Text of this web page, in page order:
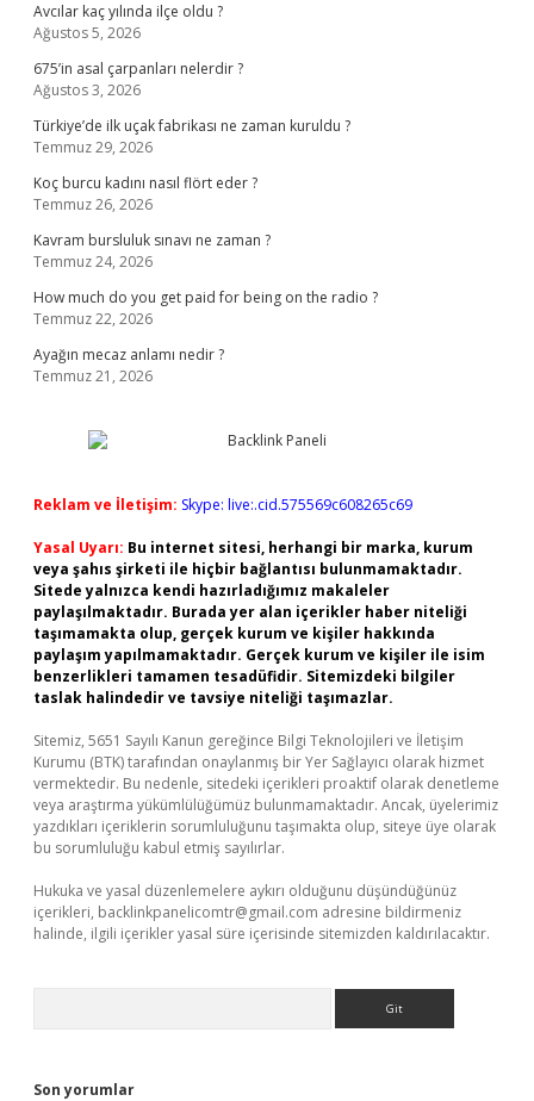
Avcılar kaç yılında ilçe oldu ?
Ağustos 5, 2026
675’in asal çarpanları nelerdir ?
Ağustos 3, 2026
Türkiye’de ilk uçak fabrikası ne zaman kuruldu ?
Temmuz 29, 2026
Koç burcu kadını nasıl flört eder ?
Temmuz 26, 2026
Kavram bursluluk sınavı ne zaman ?
Temmuz 24, 2026
How much do you get paid for being on the radio ?
Temmuz 22, 2026
Ayağın mecaz anlamı nedir ?
Temmuz 21, 2026
Reklam ve İletişim: Skype: live:.cid.575569c608265c69
Yasal Uyarı: Bu internet sitesi, herhangi bir marka, kurum
veya şahıs şirketi ile hiçbir bağlantısı bulunmamaktadır.
Sitede yalnızca kendi hazırladığımız makaleler
paylaşılmaktadır. Burada yer alan içerikler haber niteliği
taşımamakta olup, gerçek kurum ve kişiler hakkında
paylaşım yapılmamaktadır. Gerçek kurum ve kişiler ile isim
benzerlikleri tamamen tesadüfidir. Sitemizdeki bilgiler
taslak halindedir ve tavsiye niteliği taşımazlar.
Sitemiz, 5651 Sayılı Kanun gereğince Bilgi Teknolojileri ve İletişim
Kurumu (BTK) tarafından onaylanmış bir Yer Sağlayıcı olarak hizmet
vermektedir. Bu nedenle, sitedeki içerikleri proaktif olarak denetleme
veya araştırma yükümlülüğümüz bulunmamaktadır. Ancak, üyelerimiz
yazdıkları içeriklerin sorumluluğunu taşımakta olup, siteye üye olarak
bu sorumluluğu kabul etmiş sayılırlar.
Hukuka ve yasal düzenlemelere aykırı olduğunu düşündüğünüz
içerikleri, backlinkpanelicomtr@gmail.com adresine bildirmeniz
halinde, ilgili içerikler yasal süre içerisinde sitemizden kaldırılacaktır.
Son yorumlar